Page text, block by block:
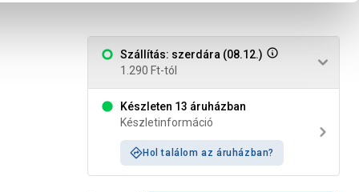
Szállítás: szerdára (08.12.)
1.290 Ft-tól
Készleten 13 áruházban
Készletinformáció
Hol találom az áruházban?